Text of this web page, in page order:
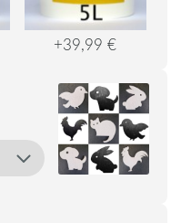
+39,99 €